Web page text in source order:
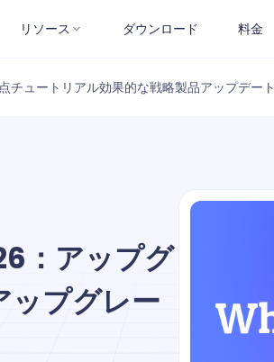
リソース ダウンロード 料金
チュートリアル効果的な戦略製品アップデート
：アップグ
ップグレー